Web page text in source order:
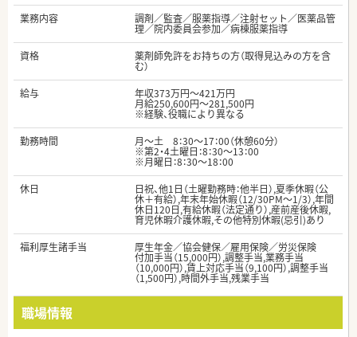
業務内容
調剤／監査／服薬指導／注射セット／医薬品管
理／院内委員会参加／病棟服薬指導
資格
薬剤師免許をお持ちの方（取得見込みの方を含
む）
給与
年収373万円～421万円
月給250,600円～281,500円
※経験、役職により異なる
勤務時間
月～土 8：30～17：00（休憩60分）
※第2・4土曜日：8：30～13：00
※月曜日：8：30～18：00
休日
日祝、他1日（土曜勤務時：他半日）,夏季休暇（公
休＋有給）,年末年始休暇（12/30PM～1/3）,年間
休日120日,有給休暇（法定通り）,産前産後休暇,
育児休暇介護休暇,その他特別休暇(忌引)あり
福利厚生諸手当
厚生年金／協会健保／雇用保険／労災保険
付加手当（15,000円）,調整手当,業務手当
（10,000円）,賃上対応手当（9,100円）,調整手当
（1,500円）,時間外手当,残業手当
職場情報